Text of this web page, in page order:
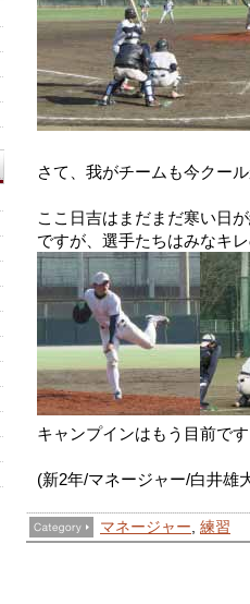
さて、我がチームも今クー
ここ日吉はまだまだ寒い日
ですが、選手たちはみなキ
キャンプインはもう目前で
(新2年/マネージャー/白井雄
マネージャー, 練習